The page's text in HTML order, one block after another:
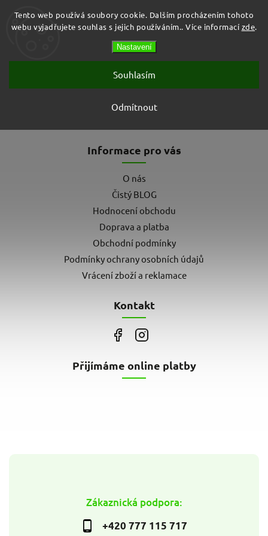
Tento web používá soubory cookie. Dalším procházením tohoto
webu vyjadřujete souhlas s jejich používáním.. Více informací zde.
Nastavení
Odmítnout
Souhlasím
Zákaznická podpora:
+420 777 115 717
Informace pro vás
O nás
Čistý BLOG
Hodnocení obchodu
Doprava a platba
Obchodní podmínky
Podmínky ochrany osobních údajů
Vrácení zboží a reklamace
Kontakt
Přijímáme online platby